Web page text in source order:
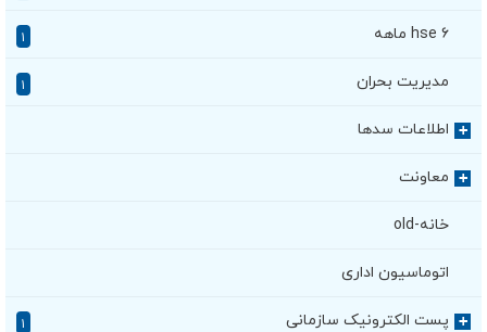
hse ۶ ماهه
مدیریت بحران
+ اطلاعات سدها
+ معاونت
خانه-old
اتوماسیون اداری
+ پست الکترونیک سازمانی